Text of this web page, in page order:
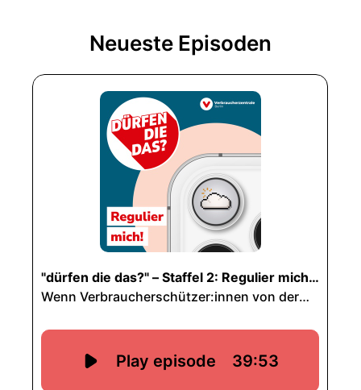
Neueste Episoden